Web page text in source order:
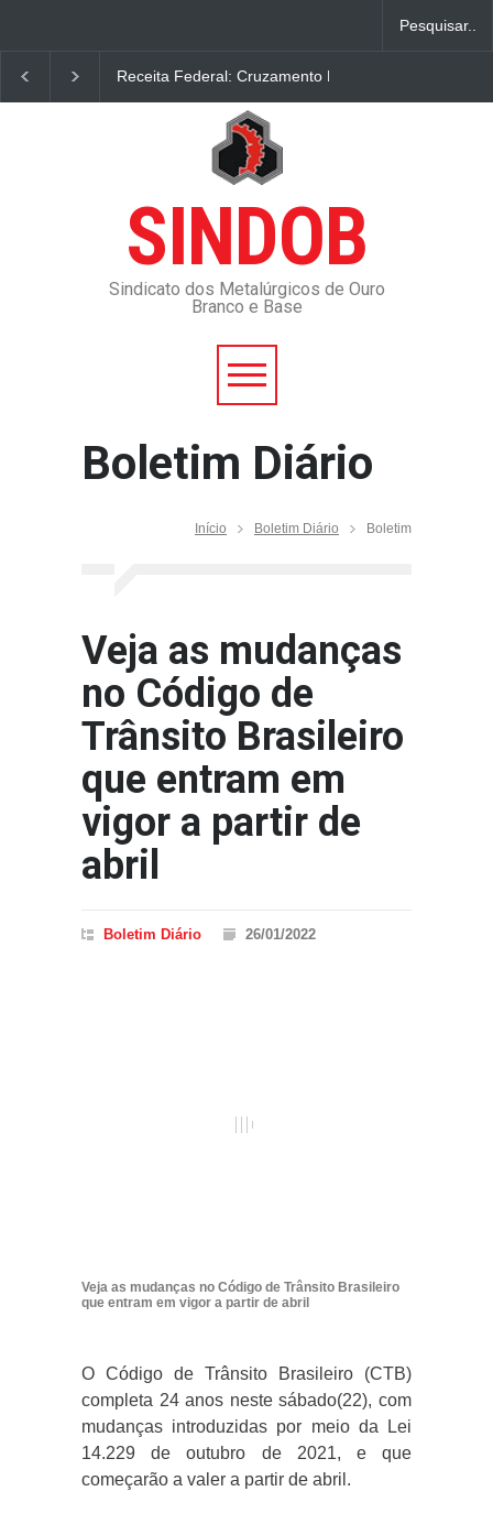
Receita Federal: Cruzamento De Dados Detecta
SINDOB
Sindicato dos Metalúrgicos de Ouro
Branco e Base
Boletim Diário
Início Boletim Diário Boletim
Veja as mudanças
no Código de
Trânsito Brasileiro
que entram em
vigor a partir de
abril
Boletim Diário 26/01/2022
Veja as mudanças no Código de Trânsito Brasileiro
que entram em vigor a partir de abril
O Código de Trânsito Brasileiro (CTB)
completa 24 anos neste sábado(22), com
mudanças introduzidas por meio da Lei
14.229 de outubro de 2021, e que
começarão a valer a partir de abril.